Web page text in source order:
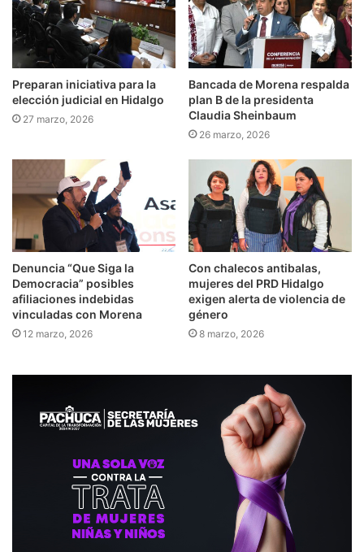
Preparan iniciativa para la
elección judicial en Hidalgo
27 marzo, 2026
Bancada de Morena respalda
plan B de la presidenta
Claudia Sheinbaum
26 marzo, 2026
Denuncia “Que Siga la
Democracia” posibles
afiliaciones indebidas
vinculadas con Morena
12 marzo, 2026
Con chalecos antibalas,
mujeres del PRD Hidalgo
exigen alerta de violencia de
género
8 marzo, 2026